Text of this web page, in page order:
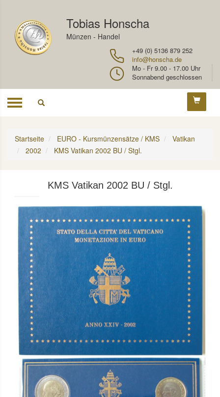
Tobias Honscha
Münzen - Handel
+49 (0) 5136 879 252
info@honscha.de
Mo - Fr 9.00 - 17.00 Uhr
Sonnabend geschlossen
Toggle
Startseite EURO - Kursmünzensätze / KMS
Vatikan
2002
KMS Vatikan 2002 BU / Stgl.
KMS Vatikan 2002 BU / Stgl.